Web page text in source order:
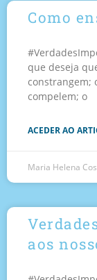
Como
que deseja
constrangem;
compelem; o
ACEDER AO
Maria Helena
aos